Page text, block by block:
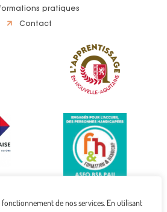
fonctionnement de nos services. En utilisant
pratiques
Contact